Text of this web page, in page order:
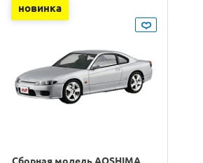
новинка
Сборная модель AOSHIMA